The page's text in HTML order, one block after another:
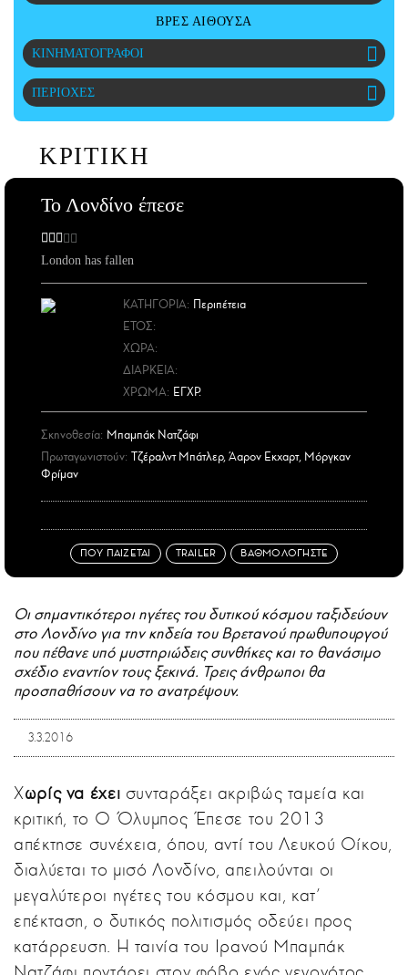
ΑΜΠΑ
PRINT
ΒΡΕΣ ΑΙΘΟΥΣΑ
ΚΙΝΗΜΑΤΟΓΡΑΦΟΙ
ΠΕΡΙΟΧΕΣ
ΚΡΙΤΙΚΗ
Το Λονδίνο έπεσε
London has fallen
ΚΑΤΗΓΟΡΙΑ: Περιπέτεια
ΕΤΟΣ:
ΧΩΡΑ:
ΔΙΑΡΚΕΙΑ:
ΧΡΩΜΑ: ΕΓΧΡ.
Σκηνοθεσία: Μπαμπάκ Νατζάφι
Πρωταγωνιστούν: Τζέραλντ Μπάτλερ, Άαρον Εκχαρτ, Μόργκαν
Φρίμαν
ΠΟΥ ΠΑΙΖΕΤΑΙ TRAILER ΒΑΘΜΟΛΟΓΗΣΤΕ
Οι σημαντικότεροι ηγέτες του δυτικού κόσμου ταξιδεύουν
στο Λονδίνο για την κηδεία του Βρετανού πρωθυπουργού
που πέθανε υπό μυστηριώδεις συνθήκες και το θανάσιμο
σχέδιο εναντίον τους ξεκινά. Τρεις άνθρωποι θα
προσπαθήσουν να το ανατρέψουν.
3.3.2016
Χωρίς να έχει συνταράξει ακριβώς ταμεία και
κριτική, το Ο Όλυμπος Έπεσε του 2013
απέκτησε συνέχεια, όπου, αντί του Λευκού Οίκου,
διαλύεται το μισό Λονδίνο, απειλούνται οι
μεγαλύτεροι ηγέτες του κόσμου και, κατ'
επέκταση, ο δυτικός πολιτισμός οδεύει προς
κατάρρευση. Η ταινία του Ιρανού Μπαμπάκ